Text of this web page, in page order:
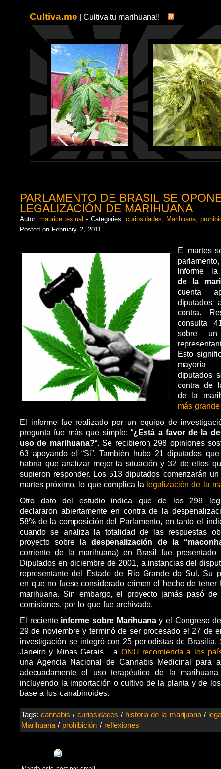
Cultiva.me | Cultiva tu marihuana!!
PARLAMENTO DE BRASIL SE
LEGALIZACIÓN DE MARIHUANA
Autor:maurice.textual - Categories: curiosidades Marihuana ,
Posted on February 2, 2011
El martes
informe
de la
cuenta
diputados
contra.
consulta
sobre
Esto
mayoría
diputados
contra de
de la
más
El informe fue realizado por un equipo de
pregunta fue más que simple: “¿Está a favor de la
uso de marihuana?“. Se recibieron 298 opiniones
63 apoyando el “Si”. También hubo 21 diputados
habría que analizar mejor la situación y 32 de ellos
supieron responder. Los 513 diputados comenzarán
martes próximo, lo que complica la legalización de la
Otro dato del estudio indica que de los 298
declararon abiertamente en contra de la
58% de la composición del Parlamento, en tanto el
cuando se analiza la totalidad de las respuestas
proyecto sobre ladespenalización de la
corriente de la marihuana) en Brasil fue
Diputados en diciembre de 2001, a instancias del
representante del Estado de Rio Grande do Sul. Su
en que no fuese considerado crimen el hecho de tener
marihuana. Sin embargo, el proyecto jamás pasó de
comisiones, por lo que fue archivado.
El reciente informe sobre Marihuanay el Congreso
29 de noviembre y terminó de ser procesado el 27 de
investigación se integró con 25 periodistas de Brasilia,
Janeiro y Minas Gerais. La ONU recomienda a los
una Agencia Nacional de Cannabis Medicinal para
adecuadamente el uso terapéutico de la
incluyendo la importación o cultivo de la planta y de
base a los canabinoides.
Tags:cannabis / curiosidades / historia de la marijuana/
Marihuana / prohibición / reflexiones